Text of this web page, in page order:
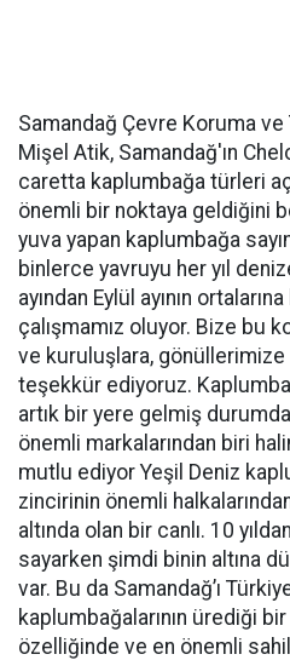
Samandağ Çevre Koruma ve
Mişel Atik, Samandağ'ın
caretta kaplumbağa türleri
önemli bir noktaya geldiğini
yuva yapan kaplumbağa
binlerce yavruyu her yıl
ayından Eylül ayının
çalışmamız oluyor. Bize bu
ve kuruluşlara, gönüllerimize
teşekkür ediyoruz.
artık bir yere gelmiş
önemli markalarından biri
mutlu ediyor Yeşil Deniz
zincirinin önemli
altında olan bir canlı. 10
sayarken şimdi binin altına
var. Bu da Samandağ’ı
kaplumbağalarının ürediği
özelliğinde ve en önemli